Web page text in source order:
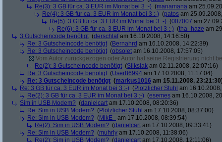
Re(3): 3 GB für ca. 3 EUR im Monat bei 3 :-) (manamana am
Re(4): 3 GB für ca. 3 EUR im Monat bei 3 :-) (patos am
Re(5): 3 GB für ca. 3 EUR im Monat bei 3 :-) (007007 am
Re(6): 3 GB für ca. 3 EUR im Monat bei 3 :-) (tha_haze am
3 Gutscheincode benötigt (derschlafam 16.10.2008, 14:16:50)
Re: 3 Gutscheincode benötigt (Bernahrd am 16.10.2008, 14:22:39)
Re: 3 Gutscheincode benötigt (obsolet am 16.10.2008, 17:57:05)
Vom Autor zurückgezogen oder Autor hat seine Registrierung nicht
Re(2): 3 Gutscheincode benötigt (Slikslak am 02.11.2008, 22:07:16)
Re: 3 Gutscheincode benötigt (User86994 am 17.10.2008, 11:17:04)
Re: 3 Gutscheincode benötigt (markus1016 am 15.11.2008,
Re: 3 GB für ca. 3 EUR im Monat bei 3 :-) (Plötzlicher Stuhl am
Re(2): 3 GB für ca. 3 EUR im Monat bei 3 :-) (esemes am 16.10.2008,
Sim in USB Modem? (danielcart am 17.10.2008, 08:20:36)
Re: Sim in USB Modem? (Plötzlicher Stuhl am 17.10.2008, 08:37:00)
Re: Sim in USB Modem? (MikE_
am 17.10.2008, 08:39:54)
Re(2): Sim in USB Modem? (danielcart am 17.10.2008, 09:33:41)
Re: Sim in USB Modem? (muhrly am 17.10.2008, 11:38:06)
Re(2): Sim in USB Modem? (danielcart am 17.10.2008, 12:11:06)